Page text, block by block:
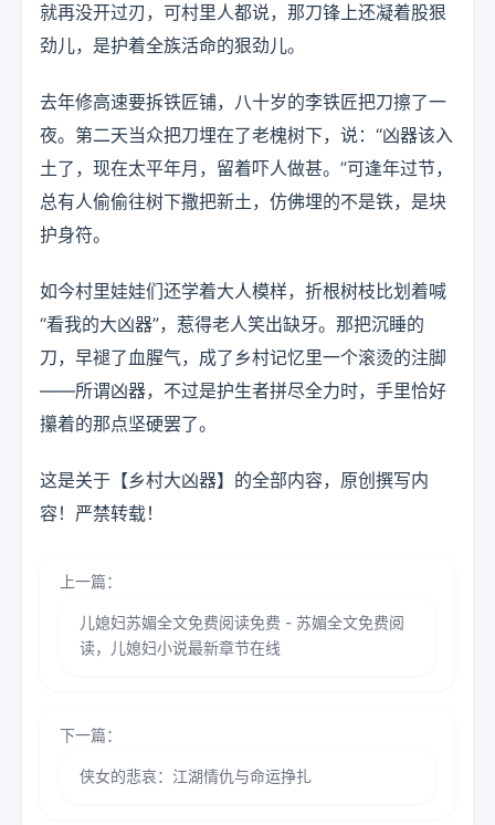
就再没开过刃，可村里人都说，那刀锋上还凝着股狠
劲儿，是护着全族活命的狠劲儿。
去年修高速要拆铁匠铺，八十岁的李铁匠把刀擦了一
夜。第二天当众把刀埋在了老槐树下，说：“凶器该入
土了，现在太平年月，留着吓人做甚。”可逢年过节，
总有人偷偷往树下撒把新土，仿佛埋的不是铁，是块
护身符。
如今村里娃娃们还学着大人模样，折根树枝比划着喊
“看我的大凶器”，惹得老人笑出缺牙。那把沉睡的
刀，早褪了血腥气，成了乡村记忆里一个滚烫的注脚
——所谓凶器，不过是护生者拼尽全力时，手里恰好
攥着的那点坚硬罢了。
这是关于【乡村大凶器】的全部内容，原创撰写内
容！严禁转载！
上一篇：
儿媳妇苏媚全文免费阅读免费 - 苏媚全文免费阅
读，儿媳妇小说最新章节在线
下一篇：
侠女的悲哀：江湖情仇与命运挣扎